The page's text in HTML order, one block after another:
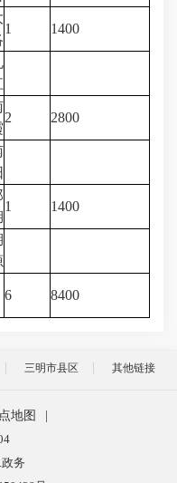
1 1400
2 2800
1 1400
6 8400
三明市县区 其他链接
地图
务